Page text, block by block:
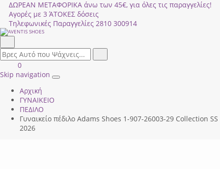
ΔΩΡΕΑΝ ΜΕΤΑΦΟΡΙΚΑ άνω των 45€, για όλες τις παραγγελίες!
Αγορές με 3 ΆΤΟΚΕΣ δόσεις
Τηλεφωνικές Παραγγελίες 2810 300914
field.search
Είσοδος
|
ΚΑΛΑΘΙ
ΑΓΟΡΩΝ
0
Skip navigation
Toggle
Αρχική
ΓΥΝΑΙΚΕΙΟ
ΠΕΔΙΛΟ
Γυναικείο πέδιλο Adams Shoes 1-907-26003-29 Collection SS
2026